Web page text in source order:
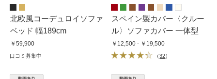
北欧風コーデュロイソファ
ベッド 幅189cm
￥59,900
口コミ募集中
スペイン製カバー〈クルー
ル〉ソファカバー 一体型
￥12,500 - ￥19,500
（32）